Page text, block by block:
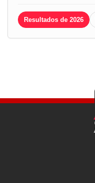
Resultados de 2026